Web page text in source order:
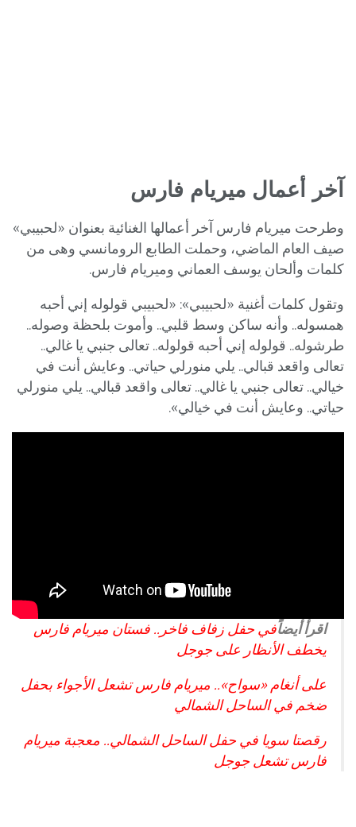
آخر أعمال ميريام فارس
وطرحت ميريام فارس آخر أعمالها الغنائية بعنوان «لحبيبي»
صيف العام الماضي، وحملت الطابع الرومانسي وهى من
كلمات وألحان يوسف العماني وميريام فارس.
وتقول كلمات أغنية «لحبيبي»: «لحبيبي قولوله إني أحبه
همسوله.. وأنه ساكن وسط قلبي.. وأموت بلحظة وصوله..
طرشوله.. قولوله إني أحبه قولوله.. تعالى جنبي يا غالي..
تعالى واقعد قبالي.. يلي منورلي حياتي.. وعايش أنت في
خيالي.. تعالى جنبي يا غالي.. تعالى واقعد قبالي.. يلي منورلي
حياتي.. وعايش أنت في خيالي».
اقرأ أيضاًفي حفل زفاف فاخر.. فستان ميريام فارس
يخطف الأنظار على جوجل
على أنغام «سواح».. ميريام فارس تشعل الأجواء بحفل
ضخم في الساحل الشمالي
رقصتا سويا في حفل الساحل الشمالي.. معجبة ميريام
فارس تشعل جوجل